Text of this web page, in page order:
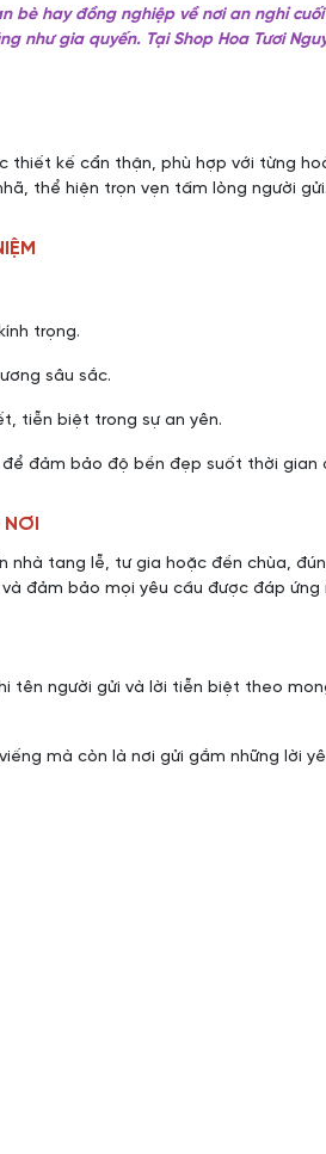
bè hay đồng nghiệp về nơi an nghỉ
như gia quyến. Tại Shop Hoa Tươi
thiết kế cẩn thận, phù hợp với từng
thể hiện trọn vẹn tấm lòng người gửi.
trọng.
sâu sắc.
tiễn biệt trong sự an yên.
đảm bảo độ bền đẹp suốt thời gian
tang lễ, tư gia hoặc đền chùa,
đảm bảo mọi yêu cầu được đáp ứng
tên người gửi và lời tiễn biệt theo
mà còn là nơi gửi gắm những lời